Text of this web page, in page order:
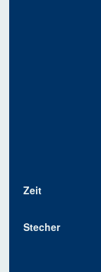
Zeit
Stecher